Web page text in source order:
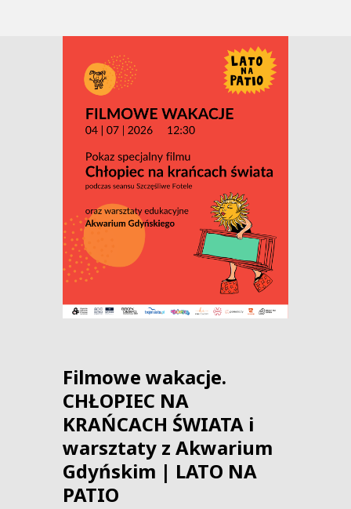
Filmowe wakacje.
CHŁOPIEC NA
KRAŃCACH ŚWIATA i
warsztaty z Akwarium
Gdyńskim | LATO NA
PATIO